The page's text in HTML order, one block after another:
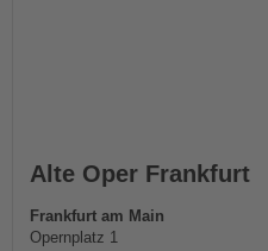
Alte Oper Frankfurt
Frankfurt am Main
Opernplatz 1